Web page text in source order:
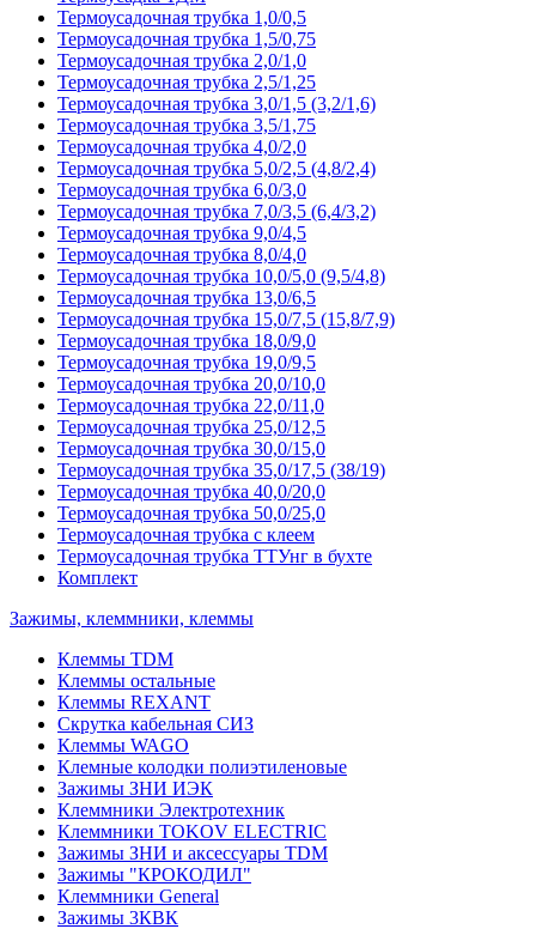
Термоусадочная трубка 1,0/0,5
Термоусадочная трубка 1,5/0,75
Термоусадочная трубка 2,0/1,0
Термоусадочная трубка 2,5/1,25
Термоусадочная трубка 3,0/1,5 (3,2/1,6)
Термоусадочная трубка 3,5/1,75
Термоусадочная трубка 4,0/2,0
Термоусадочная трубка 5,0/2,5 (4,8/2,4)
Термоусадочная трубка 6,0/3,0
Термоусадочная трубка 7,0/3,5 (6,4/3,2)
Термоусадочная трубка 9,0/4,5
Термоусадочная трубка 8,0/4,0
Термоусадочная трубка 10,0/5,0 (9,5/4,8)
Термоусадочная трубка 13,0/6,5
Термоусадочная трубка 15,0/7,5 (15,8/7,9)
Термоусадочная трубка 18,0/9,0
Термоусадочная трубка 19,0/9,5
Термоусадочная трубка 20,0/10,0
Термоусадочная трубка 22,0/11,0
Термоусадочная трубка 25,0/12,5
Термоусадочная трубка 30,0/15,0
Термоусадочная трубка 35,0/17,5 (38/19)
Термоусадочная трубка 40,0/20,0
Термоусадочная трубка 50,0/25,0
Термоусадочная трубка с клеем
Термоусадочная трубка ТТУнг в бухте
Комплект
Зажимы, клеммники, клеммы
Клеммы TDM
Клеммы остальные
Клеммы REXANT
Скрутка кабельная СИЗ
Клеммы WAGO
Клемные колодки полиэтиленовые
Зажимы ЗНИ ИЭК
Клеммники Электротехник
Клеммники TOKOV ELECTRIC
Зажимы ЗНИ и аксессуары TDM
Зажимы "КРОКОДИЛ"
Клеммники General
Зажимы 3КВК